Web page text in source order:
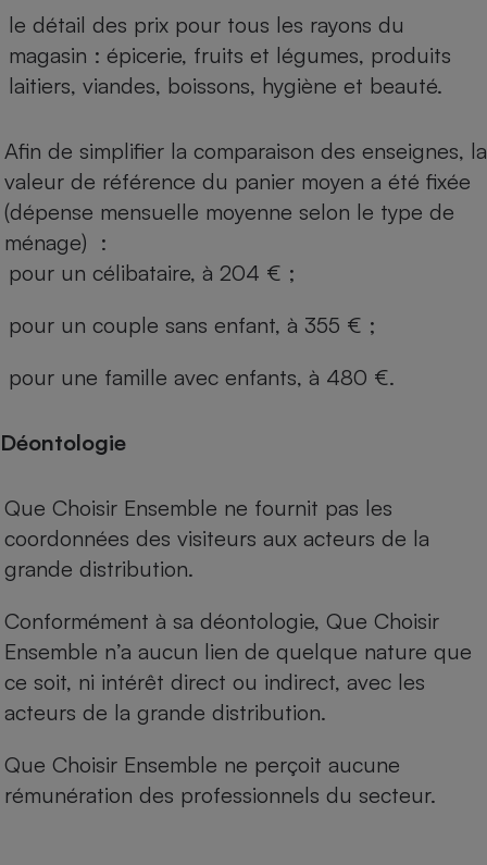
le détail des prix pour tous les rayons du
magasin : épicerie, fruits et légumes, produits
laitiers, viandes, boissons, hygiène et beauté.
Afin de simplifier la comparaison des enseignes, la
valeur de référence du panier moyen a été fixée
(dépense mensuelle moyenne selon le type de
ménage) :
pour un célibataire, à 204 € ;
pour un couple sans enfant, à 355 € ;
pour une famille avec enfants, à 480 €.
Déontologie
Que Choisir Ensemble ne fournit pas les
coordonnées des visiteurs aux acteurs de la
grande distribution.
Conformément à sa déontologie, Que Choisir
Ensemble n’a aucun lien de quelque nature que
ce soit, ni intérêt direct ou indirect, avec les
acteurs de la grande distribution.
Que Choisir Ensemble ne perçoit aucune
rémunération des professionnels du secteur.